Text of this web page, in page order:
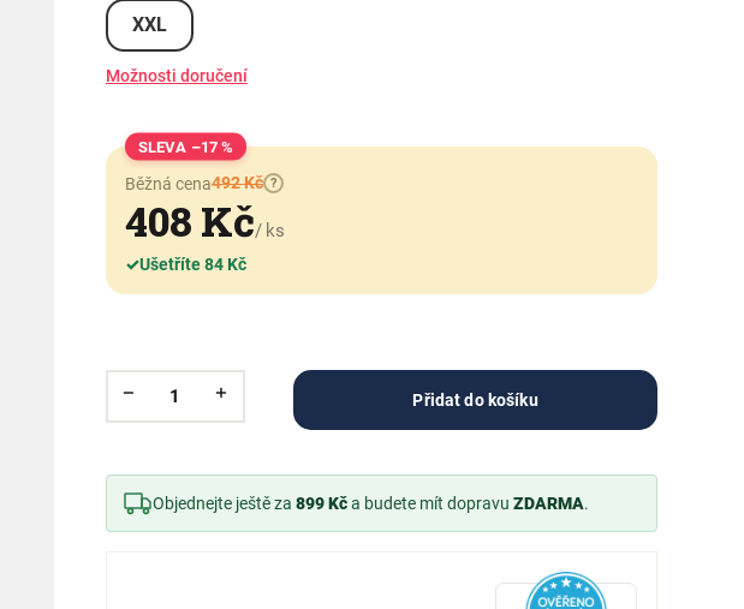
XXL
Možnosti doručení
–17 %
Běžná cena492 Kč ?
408 Kč/ ks
✓Ušetříte 84 Kč
Přidat do košíku
Objednejte ještě za 899 Kča budete mít dopravu ZDARMA.